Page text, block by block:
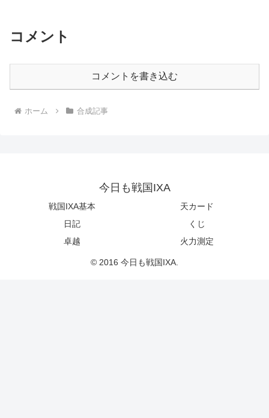
コメント
コメントを書き込む
ホーム 合成記事
今日も戦国IXA
戦国IXA基本
天カード
日記
くじ
卓越
火力測定
© 2016 今日も戦国IXA.